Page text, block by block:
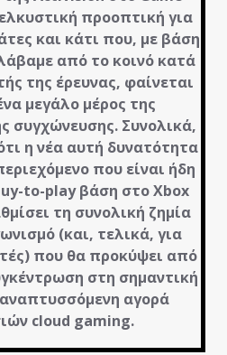
προοπτική για
και κάτι που, με βάση
από το κοινό κατά
της έρευνας, φαίνεται
μεγάλο μέρος της
συγχώνευσης. Συνολικά,
η νέα αυτή δυνατότητα
που είναι ήδη
to-play βάση στο Xbox
τη συνολική ζημία
(και, τελικά, για
που θα προκύψει από
στη σημαντική
αγορά
cloud gaming.